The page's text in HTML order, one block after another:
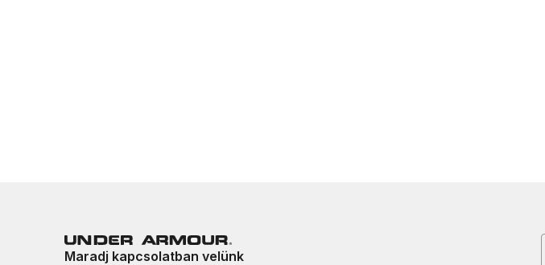
Maradj kapcsolatban velünk